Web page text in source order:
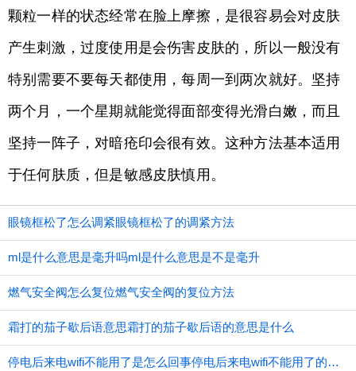
颗粒一样的状态经常在脸上摩擦，是很容易会对皮肤
产生刺激，过度使用是会伤害皮肤的，所以一般没有
特别需要不要每天都使用，每周一到两次就好。坚持
两个月，一个星期就能觉得面部变得光滑白嫩，而且
坚持一阵子，对暗疮印会很有效。这种方法基本适用
于任何肤质，但是敏感皮肤慎用。
眼镜框松了怎么调紧眼镜框松了的调紧方法
ml是什么意思是毫升吗ml是什么意思是不是毫升
燃气安全阀怎么复位燃气安全阀的复位方法
霜打的茄子歇后语意思霜打的茄子歇后语的意思是什么
停电后来电wifi不能用了是怎么回事停电后来电wifi不能用了的原因